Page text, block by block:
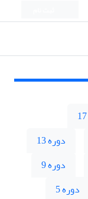
دوره 13
دوره 9
دوره 5